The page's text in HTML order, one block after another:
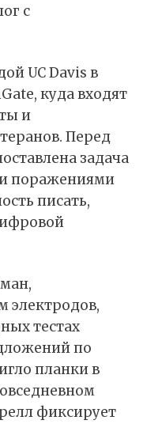
с
UC Davis в
куда входят
и
Перед
задача
поражениями
писать,
электродов,
тестах
по
планки в
фиксирует